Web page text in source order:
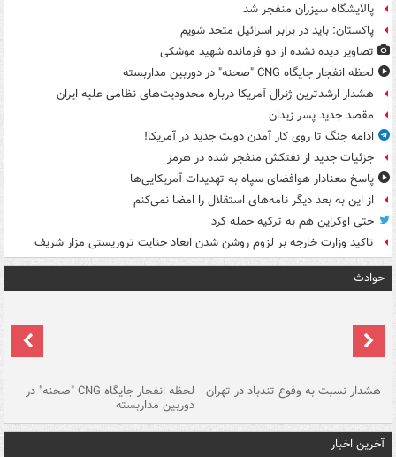
پالایشگاه سیزران منفجر شد
پاکستان: باید در برابر اسرائیل متحد شویم
تصاویر دیده‌ نشده از دو فرمانده شهید موشکی
لحظه انفجار جایگاه CNG "صحنه" در دوربین مداربسته
هشدار ارشدترین ژنرال آمریکا درباره محدودیت‌های نظامی علیه ایران
مقصد جدید پسر زیدان
ادامه جنگ تا روی کار آمدن دولت جدید در آمریکا!
جزئیات جدید از نفتکش منفجر شده در هرمز
پاسخ معنادار هوافضای سپاه به تهدیدات آمریکایی‌ها
از این به بعد دیگر نامه‌های استقلال را امضا نمی‌کنم
حتی اوکراین هم به ترکیه حمله کرد
تاکید وزارت خارجه بر لزوم روشن شدن ابعاد جنایت تروریستی مزار شریف
حوادث
هشدار نسبت به وفوع تندباد در تهران لحظه انفجار جایگاه CNG "صحنه" در
دوربین مداربسته
آخرین اخبار